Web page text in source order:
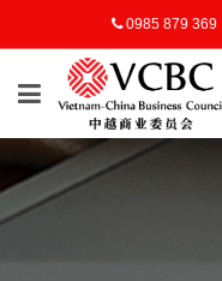
0985 879 369